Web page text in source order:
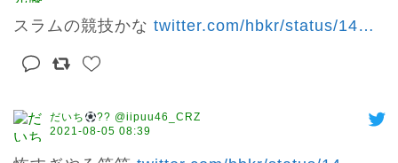
スラムの競技かな twitter.com/hbkr/status/14…
だいち
?? @iipuu46_CRZ
2021-08-05 08:39